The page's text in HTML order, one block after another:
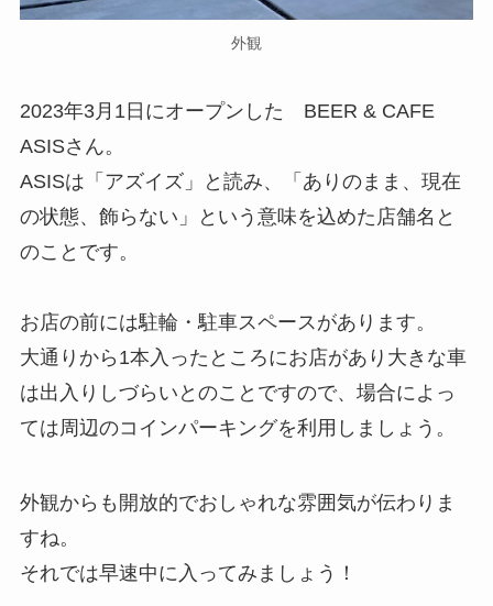
外観
2023年3月1日にオープンした BEER & CAFE
ASISさん。
ASISは「アズイズ」と読み、「ありのまま、現在
の状態、飾らない」という意味を込めた店舗名と
のことです。
お店の前には駐輪・駐車スペースがあります。
大通りから1本入ったところにお店があり大きな車
は出入りしづらいとのことですので、場合によっ
ては周辺のコインパーキングを利用しましょう。
外観からも開放的でおしゃれな雰囲気が伝わりま
すね。
それでは早速中に入ってみましょう！